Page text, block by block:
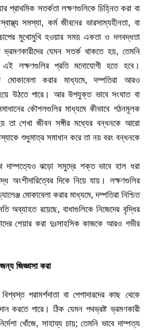
প্রাথমিক সতর্কতা লক্ষণগুলিকে চিহ্নিত করা বা
সমস্যা, কর্ম জীবনের ভারসাম্যহীনতা, বা
চাপের মুখোমুখি হওয়ার সময় একতা ও দলবদ্ধতা
যেমন সতর্ক থাকতে হয়, তেমনি
এই লক্ষণগুলির প্রতি মনোযোগী হতে হবে।
মোকাবেলা করার মাধ্যমে, দম্পতিরা আরও
উঠতে পারে। আর উপযুক্ত ভাবে সংঘাত বা
কৌশলগুলির মাধ্যমে কীভাবে গঠনমূলক
তা শেখা জীবন সঙ্গীর মধ্যের বন্ধনকে আরো
শুধুমাত্র সমাধান করে তা নয় বরং বন্ধনকে
দাম্পত্যেও ঝড়ো সমুদ্রে শক্ত ভাবে হাল ধরা
দিকে নিয়ে যায়। লক্ষণগুলির
মোকাবেলা করার মাধ্যমে, দম্পতিরা নিশ্চিত
অব্যাহত রয়েছে, বাধাগুলিকে নিজেদের বৃদ্ধির
শেয়ার করা দুঃসাহসিক কাজকে আরও গভীর
জন্য জিজ্ঞাসা করা
পরামর্শদাতা বা পেশাদারদের কাছ থেকে
করতে পারে। ঠিক যেমন পথভ্রষ্ট ভ্রমণকারী
খোঁজে, সাহায্য চায়; তেমনি ভাবে দাম্পত্য